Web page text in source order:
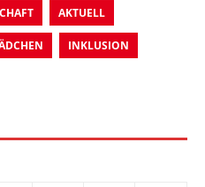
AKTUELL
INKLUSION